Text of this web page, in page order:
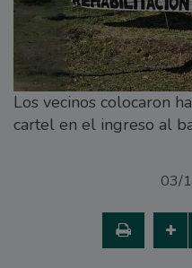
Los vecinos colocaron
cartel en el ingreso al
03/